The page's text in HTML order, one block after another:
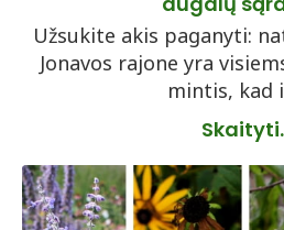
Užsukite akis paganyti:
Jonavos rajone yra
mintis, kad